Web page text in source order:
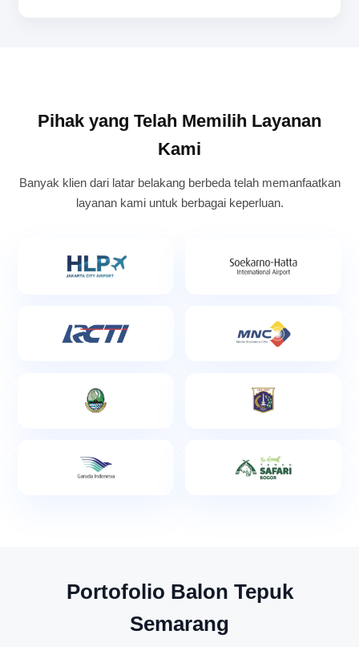
Pihak yang Telah Memilih Layanan
Kami
Banyak klien dari latar belakang berbeda telah memanfaatkan
layanan kami untuk berbagai keperluan.
Portofolio Balon Tepuk
Semarang